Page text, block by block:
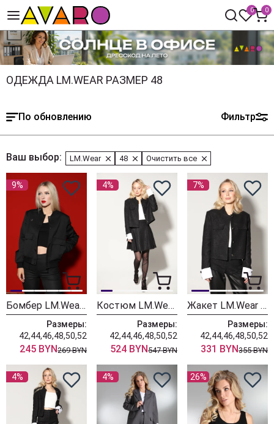
0 0
ОДЕЖДА LM.WEAR РАЗМЕР 48
По обновлению Фильтр
Ваш выбор: LM.Wear 48 Очистить все
9%
Бомбер LM.Wear БР 2601
Размеры:
42,44,46,48,50,52
245 BYN269 BYN
4%
Костюм LM.Wear КЮ 6016
Размеры:
42,44,46,48,50,52
524 BYN547 BYN
7%
Жакет LM.Wear М28 черный
Размеры:
42,44,46,48,50,52
331 BYN355 BYN
4% 4% 26%